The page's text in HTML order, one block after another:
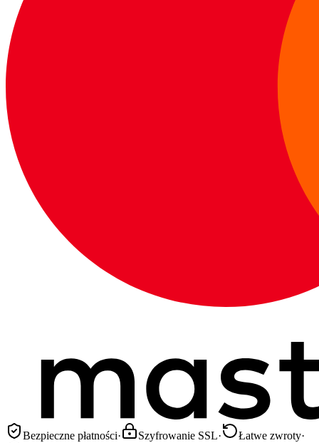
Bezpieczne płatności· Szyfrowanie SSL· Łatwe zwroty·